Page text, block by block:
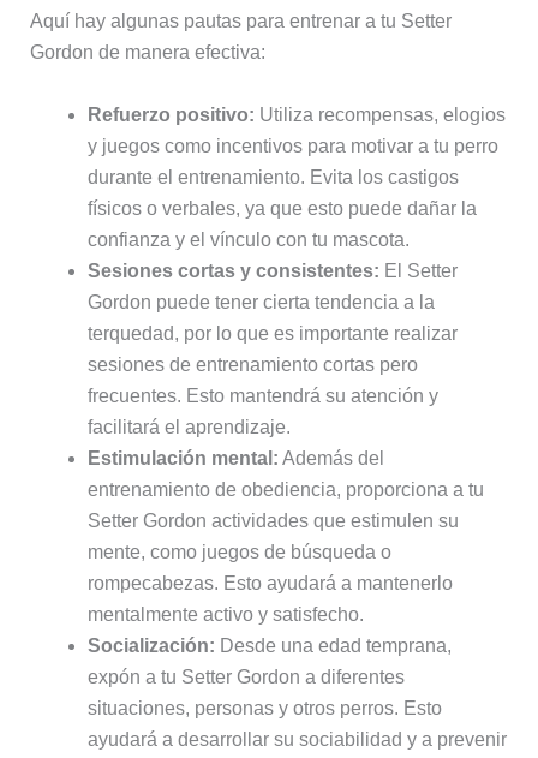
Aquí hay algunas pautas para entrenar a tu Setter
Gordon de manera efectiva:
Refuerzo positivo: Utiliza recompensas, elogios
y juegos como incentivos para motivar a tu perro
durante el entrenamiento. Evita los castigos
físicos o verbales, ya que esto puede dañar la
confianza y el vínculo con tu mascota.
Sesiones cortas y consistentes: El Setter
Gordon puede tener cierta tendencia a la
terquedad, por lo que es importante realizar
sesiones de entrenamiento cortas pero
frecuentes. Esto mantendrá su atención y
facilitará el aprendizaje.
Estimulación mental: Además del
entrenamiento de obediencia, proporciona a tu
Setter Gordon actividades que estimulen su
mente, como juegos de búsqueda o
rompecabezas. Esto ayudará a mantenerlo
mentalmente activo y satisfecho.
Socialización: Desde una edad temprana,
expón a tu Setter Gordon a diferentes
situaciones, personas y otros perros. Esto
ayudará a desarrollar su sociabilidad y a prevenir